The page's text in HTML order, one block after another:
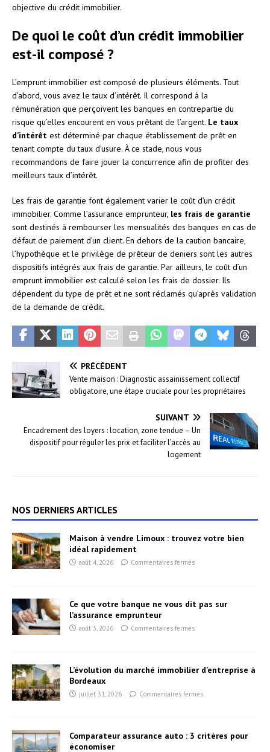
objective du crédit immobilier.
De quoi le coût d’un crédit immobilier
est-il composé ?
L’emprunt immobilier est composé de plusieurs éléments. Tout
d’abord, vous avez le taux d’intérêt. Il correspond à la
rémunération que perçoivent les banques en contrepartie du
risque qu’elles encourent en vous prêtant de l’argent. Le taux
d’intérêt est déterminé par chaque établissement de prêt en
tenant compte du taux d’usure. À ce stade, nous vous
recommandons de faire jouer la concurrence afin de profiter des
meilleurs taux d’intérêt.
Les frais de garantie font également varier le coût d’un crédit
immobilier. Comme l’assurance emprunteur, les frais de garantie
sont destinés à rembourser les mensualités des banques en cas de
défaut de paiement d’un client. En dehors de la caution bancaire,
l’hypothèque et le privilège de prêteur de deniers sont les autres
dispositifs intégrés aux frais de garantie. Par ailleurs, le coût d’un
emprunt immobilier est calculé selon les frais de dossier. Ils
dépendent du type de prêt et ne sont réclamés qu’après validation
de la demande de crédit.
PRÉCÉDENT
Vente maison : Diagnostic assainissement collectif
obligatoire, une étape cruciale pour les propriétaires
SUIVANT
Encadrement des loyers : location, zone tendue – Un
dispositif pour réguler les prix et faciliter l’accès au
logement
NOS DERNIERS ARTICLES
Maison à vendre Limoux : trouvez votre bien
idéal rapidement
août 4, 2026 Commentaires fermés
Ce que votre banque ne vous dit pas sur
l’assurance emprunteur
août 3, 2026 Commentaires fermés
L’évolution du marché immobilier d’entreprise à
Bordeaux
juillet 31, 2026 Commentaires fermés
Comparateur assurance auto : 3 critères pour
économiser